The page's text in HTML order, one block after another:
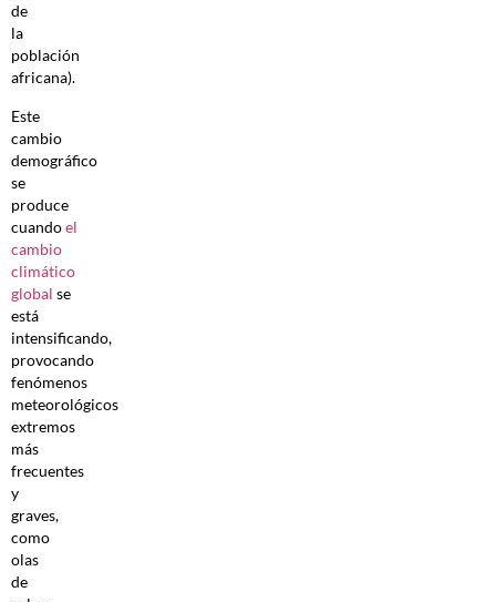
de
la
población
africana).
Este
cambio
demográfico
se
produce
cuandoel
cambio
climático
global se
está
intensificando,
provocando
fenómenos
meteorológicos
extremos
más
frecuentes
y
graves,
como
olas
de